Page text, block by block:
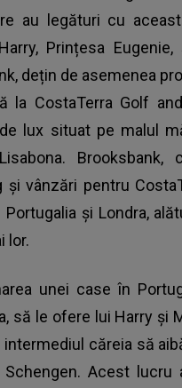
au legături cu
Prințesa
dețin de asemenea
la CostaTerra Golf
lux situat pe malul
Brooksbank,
și vânzări pentru
și Londra,
lor.
unei case în
să le ofere lui Harry și
intermediul căreia să
Acest lucru